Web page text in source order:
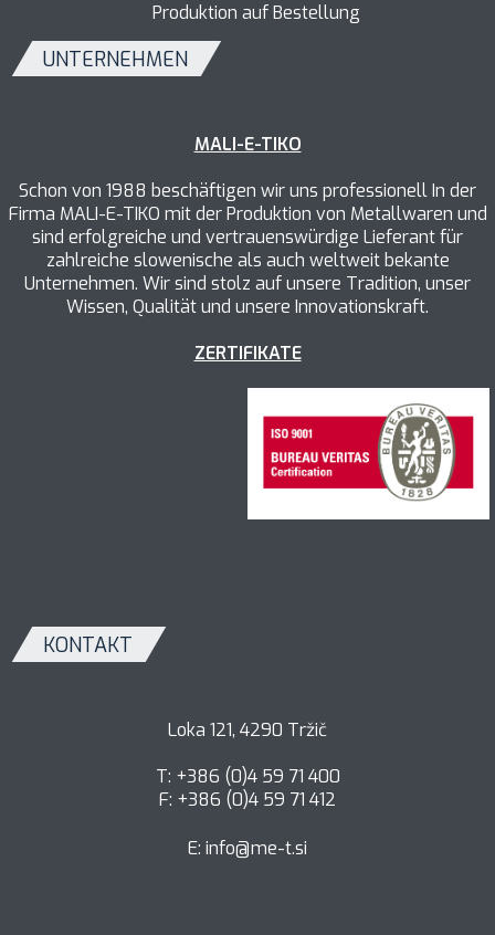
Produktion auf Bestellung
UNTERNEHMEN
MALI-E-TIKO
Schon von 1988 beschäftigen wir uns professionell In der
Firma MALI-E-TIKO mit der Produktion von Metallwaren und
sind erfolgreiche und vertrauenswürdige Lieferant für
zahlreiche slowenische als auch weltweit bekante
Unternehmen. Wir sind stolz auf unsere Tradition, unser
Wissen, Qualität und unsere Innovationskraft.
ZERTIFIKATE
KONTAKT
Loka 121, 4290 Tržič
T: +386 (0)4 59 71 400
F: +386 (0)4 59 71 412
E: info@me-t.si